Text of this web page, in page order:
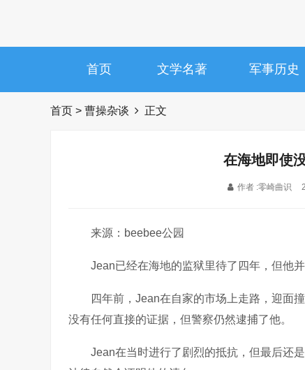
首页 文学名著 军事历史
首页 > 曹操杂谈 正文
在海地即使
作者 :零崎曲识
来源：beebee公园
Jean已经在海地的监狱里待了四年，但他并
四年前，Jean在自家的市场上走路，迎面撞
没有任何直接的证据，但警察仍然逮捕了他。
Jean在当时进行了剧烈的抵抗，但最后还是